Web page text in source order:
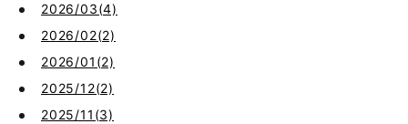
2026/03(4)
2026/02(2)
2026/01(2)
2025/12(2)
2025/11(3)